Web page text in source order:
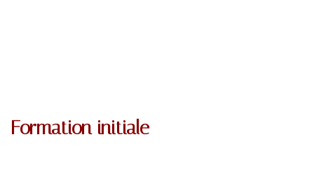
Formation initiale